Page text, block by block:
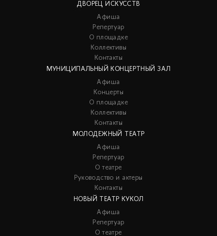
ДВОРЕЦ ИСКУССТВ
Афиша
Репертуар
О площадке
Коллективы
Контакты
МУНИЦИПАЛЬНЫЙ КОНЦЕРТНЫЙ ЗАЛ
Афиша
Концерты
О площадке
Коллективы
Контакты
МОЛОДЕЖНЫЙ ТЕАТР
Афиша
Репертуар
О театре
Руководство и актеры
Контакты
НОВЫЙ ТЕАТР КУКОЛ
Афиша
Репертуар
О театре